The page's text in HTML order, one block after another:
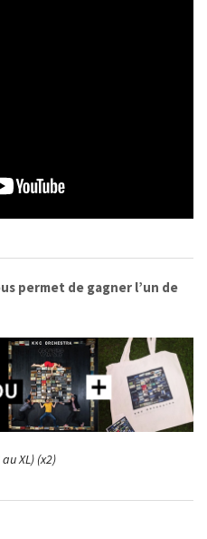
permet de gagner l’un de
XL) (x2)